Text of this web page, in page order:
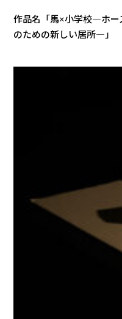
作品名「馬×小学校―ホー
のための新しい居所―」